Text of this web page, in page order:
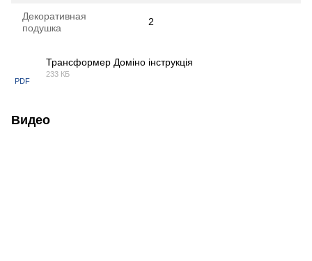
Декоративная
подушка
2
PDF
Трансформер Доміно інструкція
233 КБ
Видео